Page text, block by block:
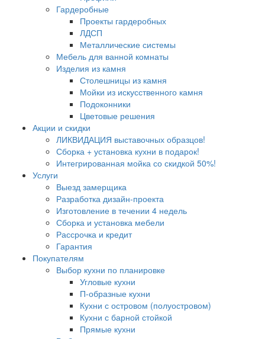
Гардеробные
Проекты гардеробных
ЛДСП
Металлические системы
Мебель для ванной комнаты
Изделия из камня
Столешницы из камня
Мойки из искусственного камня
Подоконники
Цветовые решения
Акции и скидки
ЛИКВИДАЦИЯ выставочных образцов!
Сборка + установка кухни в подарок!
Интегрированная мойка со скидкой 50%!
Услуги
Выезд замерщика
Разработка дизайн-проекта
Изготовление в течении 4 недель
Сборка и установка мебели
Рассрочка и кредит
Гарантия
Покупателям
Выбор кухни по планировке
Угловые кухни
П-образные кухни
Кухни с островом (полуостровом)
Кухни с барной стойкой
Прямые кухни